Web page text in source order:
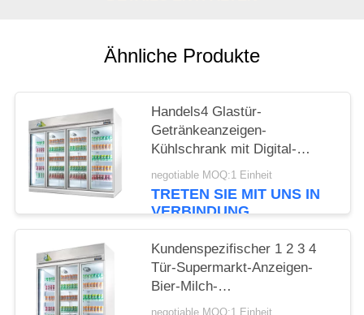
Ähnliche Produkte
Handels4 Glastür-
Getränkeanzeigen-
Kühlschrank mit Digital-
Temperaturbegrenzer
negotiable MOQ:1 Einheit
TRETEN SIE MIT UNS IN
VERBINDUNG
Kundenspezifischer 1 2 3 4
Tür-Supermarkt-Anzeigen-
Bier-Milch-
Getränkeflaschenkühler
negotiable MOQ:1 Einheit